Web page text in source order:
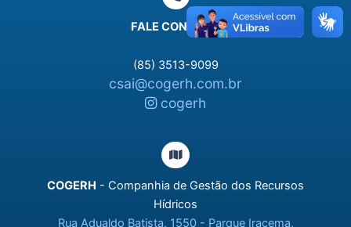
FALE CONOSCO
(85) 3513-9099
csai@cogerh.com.br
cogerh
COGERH - Companhia de Gestão dos Recursos
Hídricos
Rua Adualdo Batista, 1550 - Parque Iracema,